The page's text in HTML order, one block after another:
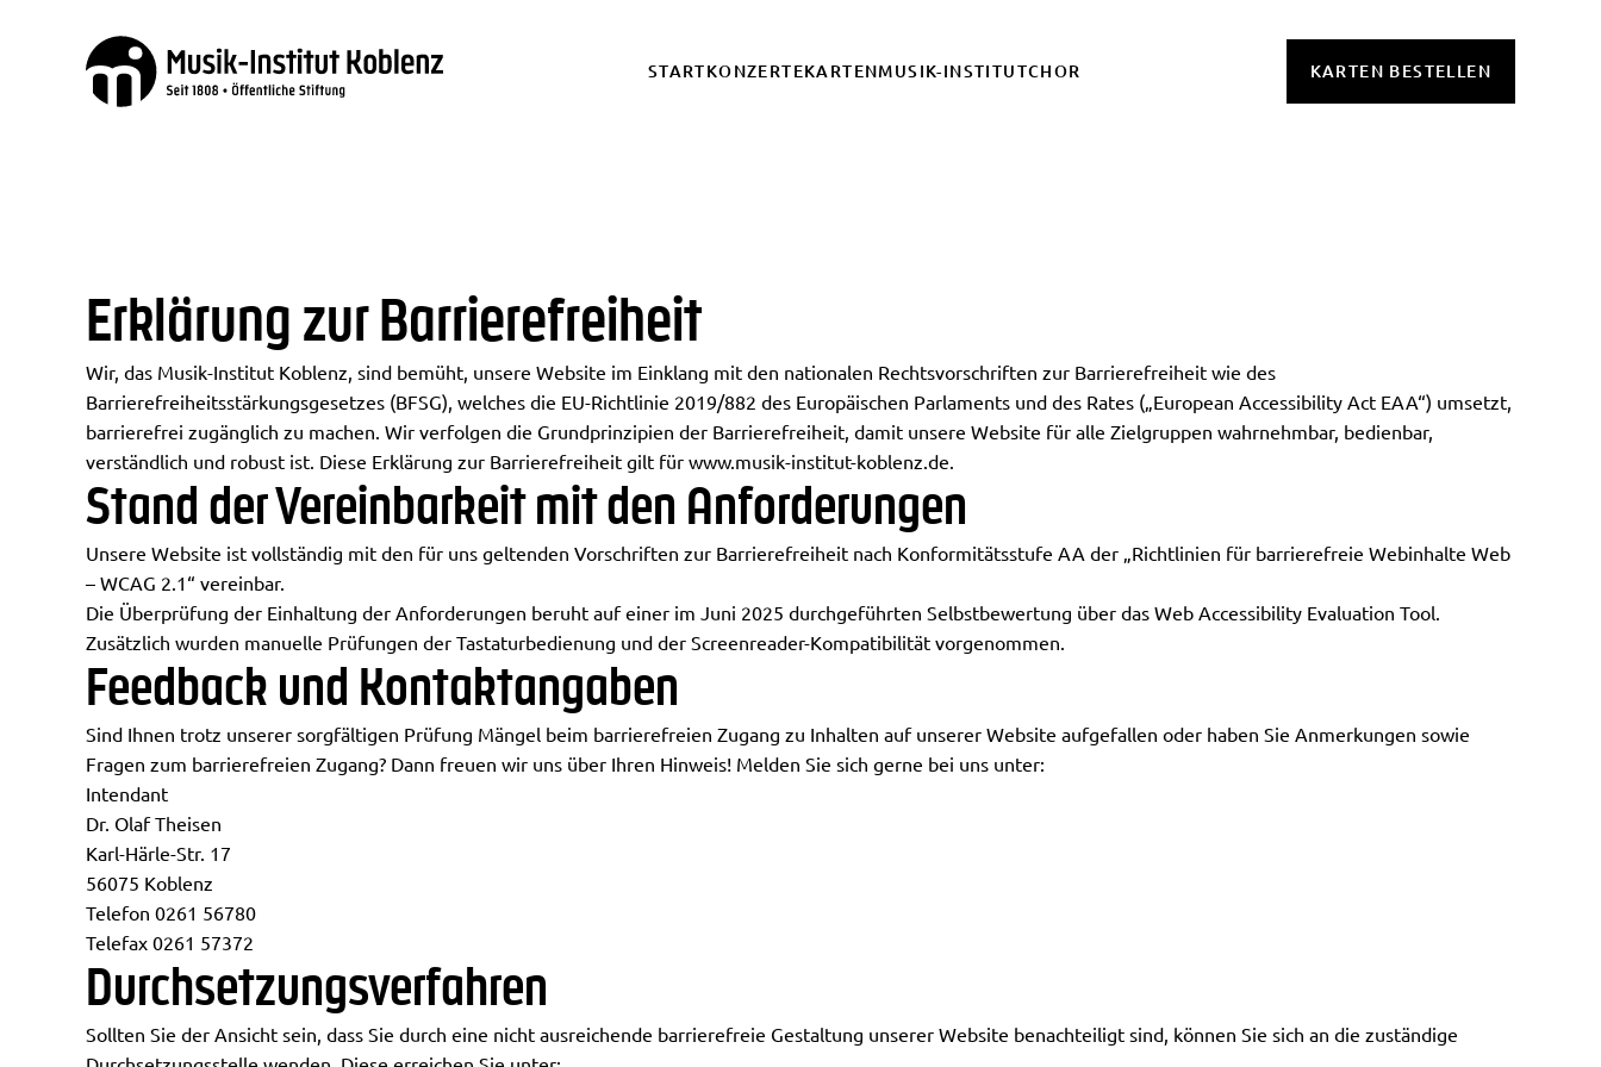
STARTKONZERTEKARTENMUSIK-INSTITUTCHOR KARTEN BESTELLEN
Erklärung zur Barrierefreiheit
Wir, das Musik-Institut Koblenz, sind bemüht, unsere Website im Einklang mit den nationalen Rechtsvorschriften zur Barrierefreiheit wie des
Barrierefreiheitsstärkungsgesetzes (BFSG), welches die EU-Richtlinie 2019/882 des Europäischen Parlaments und des Rates („European Accessibility Act EAA“) umsetzt,
barrierefrei zugänglich zu machen. Wir verfolgen die Grundprinzipien der Barrierefreiheit, damit unsere Website für alle Zielgruppen wahrnehmbar, bedienbar,
verständlich und robust ist. Diese Erklärung zur Barrierefreiheit gilt für www.musik-institut-koblenz.de.
Stand der Vereinbarkeit mit den Anforderungen
Unsere Website ist vollständig mit den für uns geltenden Vorschriften zur Barrierefreiheit nach Konformitätsstufe AA der „Richtlinien für barrierefreie Webinhalte Web
– WCAG 2.1“ vereinbar.
Die Überprüfung der Einhaltung der Anforderungen beruht auf einer im Juni 2025 durchgeführten Selbstbewertung über das Web Accessibility Evaluation Tool.
Zusätzlich wurden manuelle Prüfungen der Tastaturbedienung und der Screenreader-Kompatibilität vorgenommen.
Feedback und Kontaktangaben
Sind Ihnen trotz unserer sorgfältigen Prüfung Mängel beim barrierefreien Zugang zu Inhalten auf unserer Website aufgefallen oder haben Sie Anmerkungen sowie
Fragen zum barrierefreien Zugang? Dann freuen wir uns über Ihren Hinweis! Melden Sie sich gerne bei uns unter:
Intendant
Dr. Olaf Theisen
Karl-Härle-Str. 17
56075 Koblenz
Telefon 0261 56780
Telefax 0261 57372
Durchsetzungsverfahren
Sollten Sie der Ansicht sein, dass Sie durch eine nicht ausreichende barrierefreie Gestaltung unserer Website benachteiligt sind, können Sie sich an die zuständige